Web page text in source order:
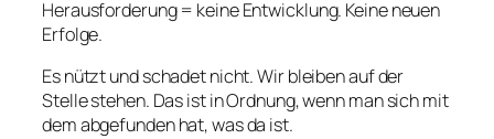
Herausforderung = keine Entwicklung. Keine neuen
Erfolge.
Es nützt und schadet nicht. Wir bleiben auf der
Stelle stehen. Das ist in Ordnung, wenn man sich mit
dem abgefunden hat, was da ist.